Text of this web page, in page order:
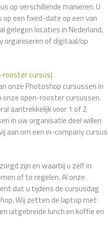
op verschillende manieren. U
een fixed-date op een van
gelegen locaties in Nederland,
organiseren of digitaal/op
rooster cursus)
onze Photoshop cursussen in
onze open-rooster cursussen.
aantrekkelijk voor 1 of 2
in uw organisatie deel willen
aan om een in-company cursus
zijn en waarbij u zelf in
of te regelen. Al onze
dat u tijdens de cursusdag
Wij zetten de laptop met
uitgebreide lunch en koffie en